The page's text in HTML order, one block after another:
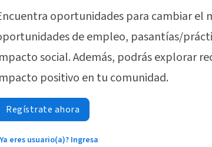
oportunidades para cambiar el
de empleo, pasantías/
social. Además, podrás explorar
positivo en tu comunidad.
Regístrate ahora
eres usuario(a)? Ingresa